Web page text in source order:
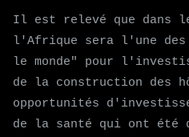
Il est relevé que dans
l'Afrique sera l'une des
le monde" pour
de la construction des
opportunités
de la santé qui ont été